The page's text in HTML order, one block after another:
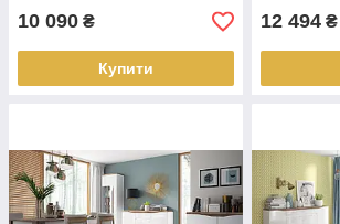
10 090 ₴
Купити
12 494 ₴